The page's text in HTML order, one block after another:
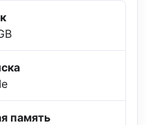
память